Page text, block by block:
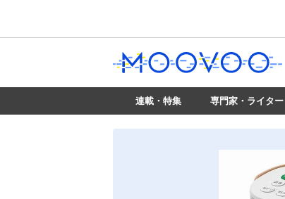
連載・特集 専門家・ライター